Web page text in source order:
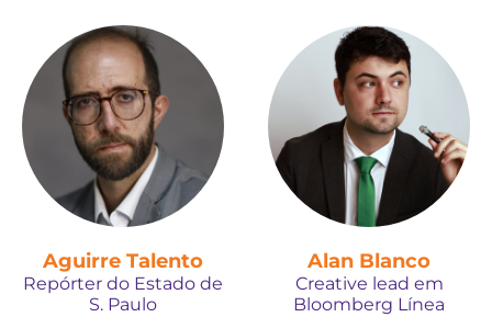
Aguirre Talento
Repórter do Estado de
S. Paulo
Alan Blanco
Creative lead em
Bloomberg Línea